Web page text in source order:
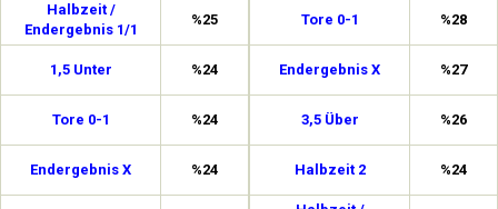
Halbzeit /
Endergebnis 1/1
%25
1,5 Unter %24
Tore 0-1 %24
Endergebnis X %24
Tore 0-1 %28
Endergebnis X %27
3,5 Über %26
Halbzeit 2 %24